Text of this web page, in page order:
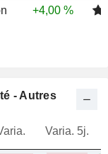
+4,00 %
- Autres
Varia. 5j.